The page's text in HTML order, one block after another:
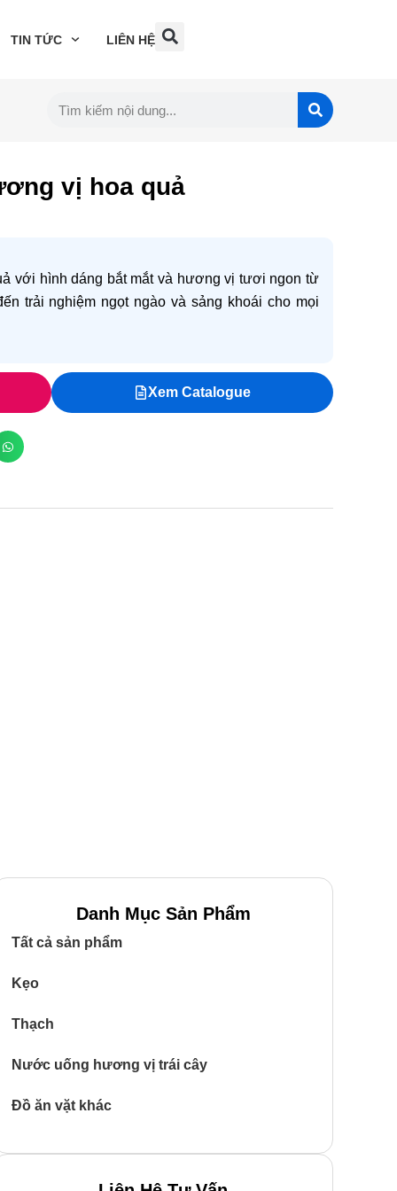
TIN TỨC LIÊN HỆ
vị hoa quả
với hình dáng bắt mắt và hương vị tươi ngon từ
trải nghiệm ngọt ngào và sảng khoái cho mọi
Xem Catalogue
Danh Mục Sản Phẩm
Tất cả sản phẩm
Kẹo
Thạch
Nước uống hương vị trái cây
Đồ ăn vặt khác